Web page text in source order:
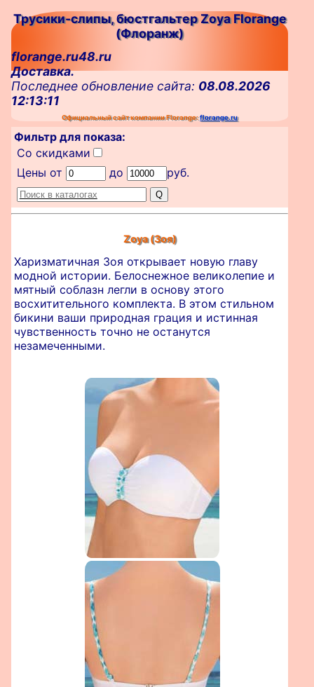
Трусики-слипы, бюстгальтер Zoya Florange
(Флоранж)
florange.ru48.ru
Доставка.
Последнее обновление сайта: 08.08.2026
12:13:11
Официальный сайт компании Florange:florange.ru
Фильтр для показа:
Со скидками
Цены от
до руб.
Zoya (Зоя)
Харизматичная Зоя открывает новую главу
модной истории. Белоснежное великолепие и
мятный соблазн легли в основу этого
восхитительного комплекта. В этом стильном
бикини ваши природная грация и истинная
чувственность точно не останутся
незамеченными.